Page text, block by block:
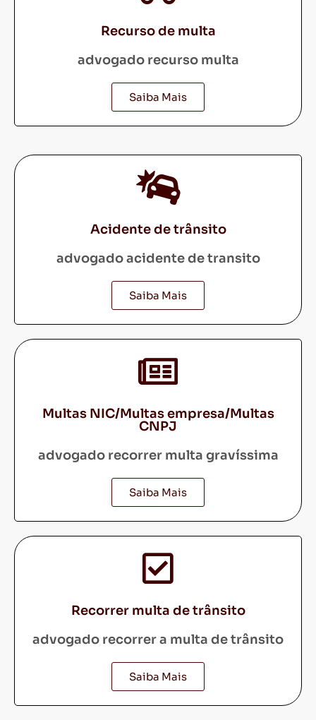
Recurso de multa
advogado recurso multa
Saiba Mais
Acidente de trânsito
advogado acidente de transito
Saiba Mais
Multas NIC/Multas empresa/Multas
CNPJ
advogado recorrer multa gravíssima
Saiba Mais
Recorrer multa de trânsito
advogado recorrer a multa de trânsito
Saiba Mais